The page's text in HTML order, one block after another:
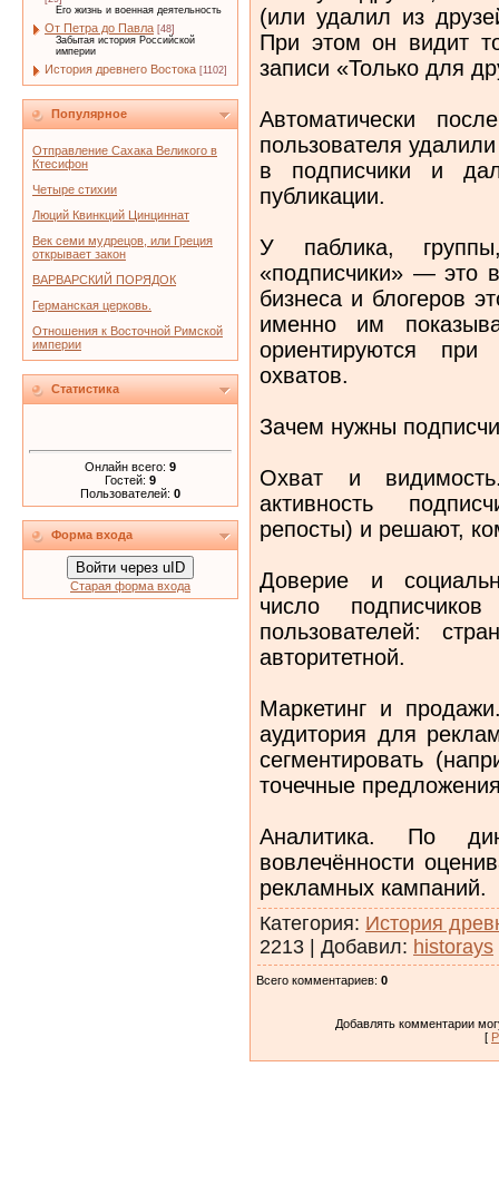
Его жизнь и военная деятельность
От Петра до Павла [48]
Забытая история Российской
империи
История древнего Востока [1102]
Популярное
Отправление Сахака Великого в
Ктесифон
Четыре стихии
Люций Квинкций Цинциннат
Век семи мудрецов, или Греция
открывает закон
ВАРВАРСКИЙ ПОРЯДОК
Германская церковь.
Отношения к Восточной Римской
империи
Статистика
Онлайн всего: 9
Гостей: 9
Пользователей: 0
Форма входа
Войти через uID
Старая форма входа
(или удалил из
При этом он видит
записи «Только для
Автоматически
пользователя
в подписчики и
публикации.
У паблика,
«подписчики» — это
бизнеса и блогеров
именно им
ориентируются
охватов.
Зачем нужны
Охват и
активность
репосты) и решают,
Доверие и
число
пользователей:
авторитетной.
Маркетинг и
аудитория для
сегментировать
точечные
Аналитика. По
вовлечённости
рекламных кампаний.
Категория: История
2213 | Добавил: historays
Всего комментариев: 0
Добавлять комментарии
[